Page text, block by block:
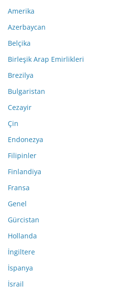
Amerika
Azerbaycan
Belçika
Birleşik Arap Emirlikleri
Brezilya
Bulgaristan
Cezayir
Çin
Endonezya
Filipinler
Finlandiya
Fransa
Genel
Gürcistan
Hollanda
İngiltere
İspanya
İsrail